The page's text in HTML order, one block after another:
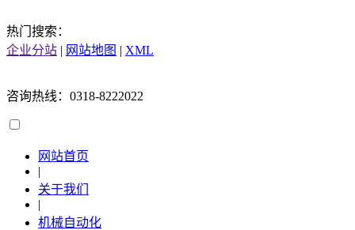
热门搜索：
企业分站 | 网站地图 | XML
咨询热线：0318-8222022
网站首页
|
关于我们
|
机械自动化